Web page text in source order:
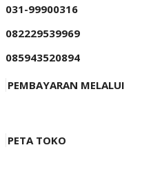
031-99900316
082229539969
085943520894
PEMBAYARAN MELALUI
PETA TOKO